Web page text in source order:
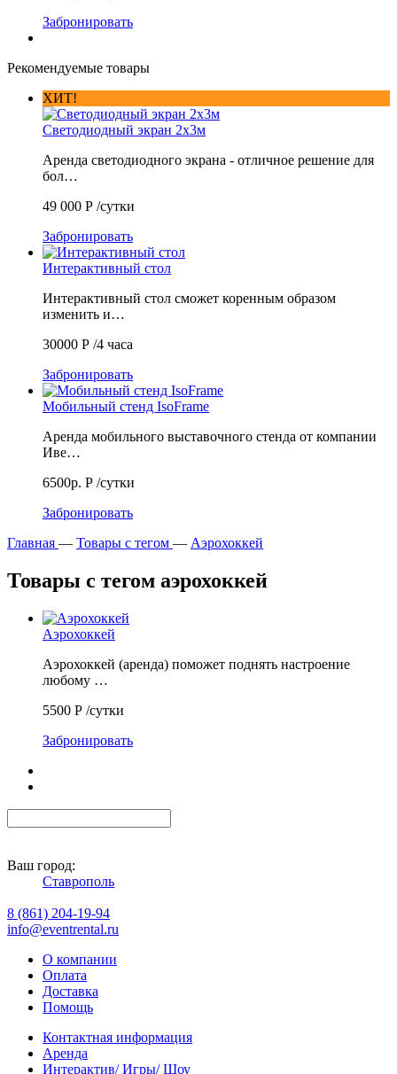
Забронировать
Рекомендуемые товары
ХИТ!
Светодиодный экран 2х3м
Аренда светодиодного экрана - отличное решение для
бол…
49 000 Р /сутки
Забронировать
Интерактивный стол
Интерактивный стол сможет коренным образом
изменить и…
30000 Р /4 часа
Забронировать
Мобильный стенд IsoFrame
Аренда мобильного выставочного стенда от компании
Иве…
6500р. Р /сутки
Забронировать
Главная — Товары с тегом — Аэрохоккей
Товары с тегом аэрохоккей
Аэрохоккей
Аэрохоккей (аренда) поможет поднять настроение
любому …
5500 Р /сутки
Забронировать
Ваш город:
Ставрополь
8 (861) 204-19-94
info@eventrental.ru
О компании
Оплата
Доставка
Помощь
Контактная информация
Аренда
Интерактив/ Игры/ Шоу